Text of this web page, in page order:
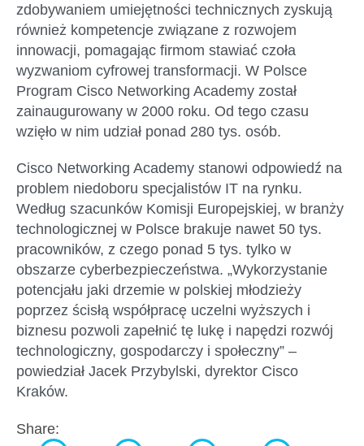
zdobywaniem umiejętności technicznych zyskują
również kompetencje związane z rozwojem
innowacji, pomagając firmom stawiać czoła
wyzwaniom cyfrowej transformacji. W Polsce
Program Cisco Networking Academy został
zainaugurowany w 2000 roku. Od tego czasu
wzięło w nim udział ponad 280 tys. osób.
Cisco Networking Academy stanowi odpowiedź na
problem niedoboru specjalistów IT na rynku.
Według szacunków Komisji Europejskiej, w branży
technologicznej w Polsce brakuje nawet 50 tys.
pracowników, z czego ponad 5 tys. tylko w
obszarze cyberbezpieczeństwa. „Wykorzystanie
potencjału jaki drzemie w polskiej młodzieży
poprzez ścisłą współpracę uczelni wyższych i
biznesu pozwoli zapełnić tę lukę i napędzi rozwój
technologiczny, gospodarczy i społeczny” –
powiedział Jacek Przybylski, dyrektor Cisco
Kraków.
Share: